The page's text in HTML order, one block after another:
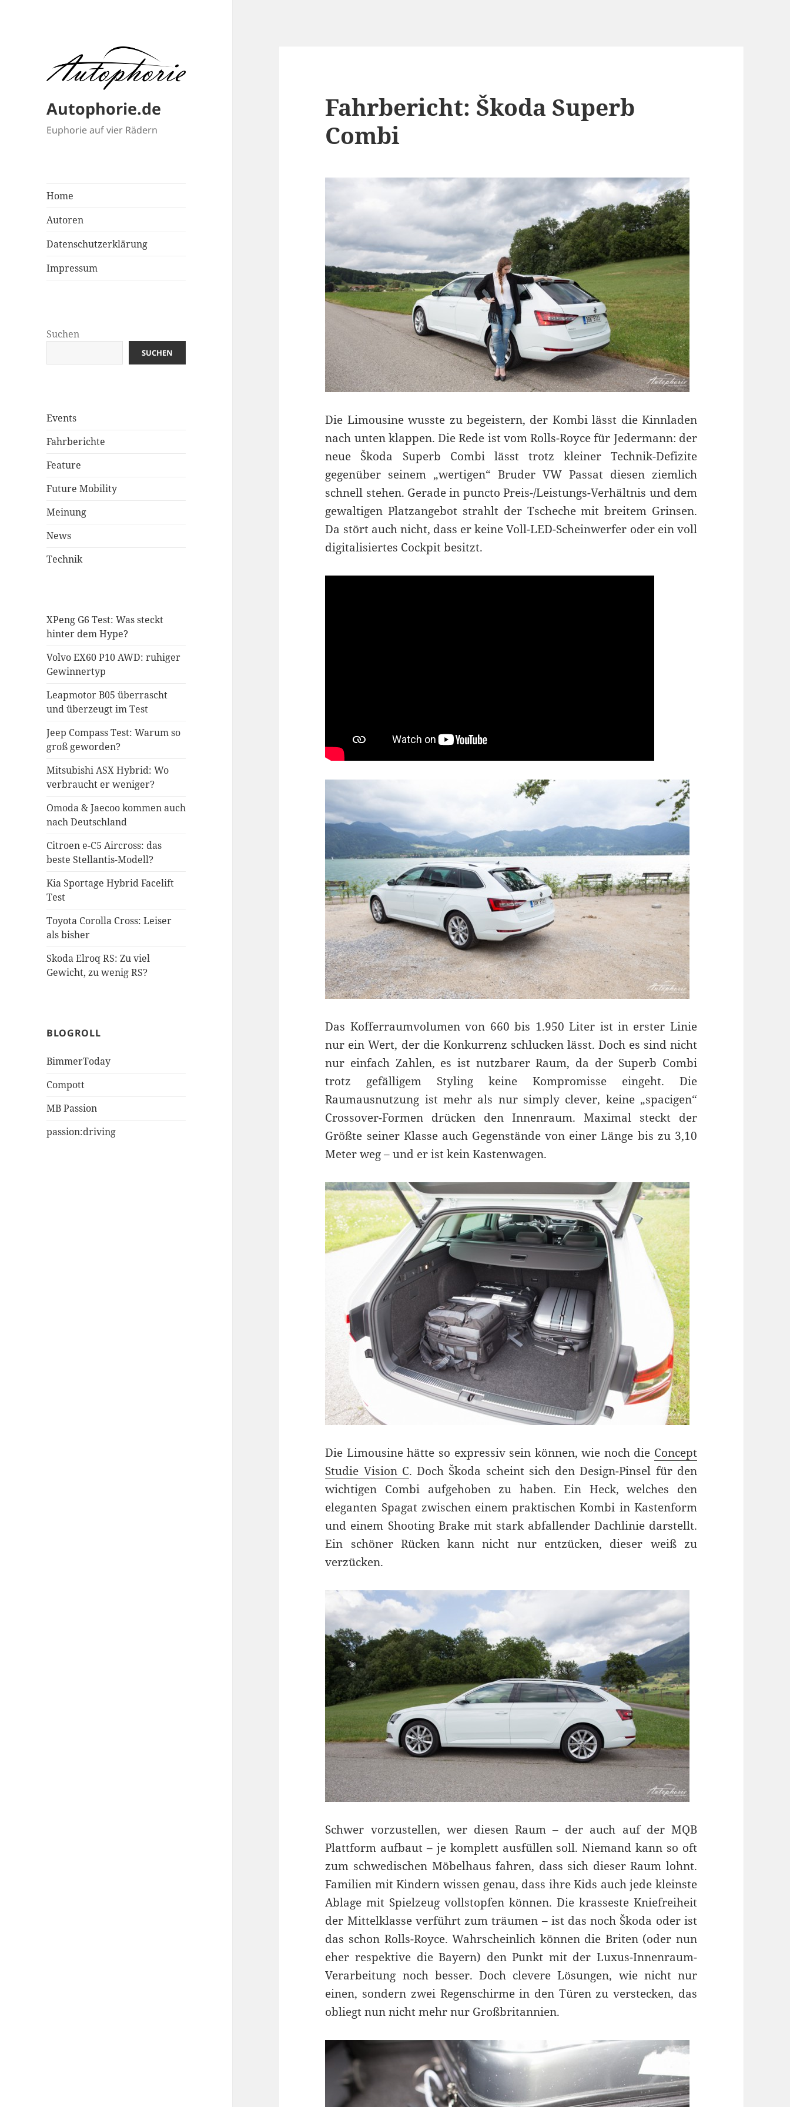
Autophorie.de
Euphorie auf vier Rädern
Home
Autoren
Datenschutzerklärung
Impressum
Suchen
SUCHEN
Events
Fahrberichte
Feature
Future Mobility
Meinung
News
Technik
XPeng G6 Test: Was steckt
hinter dem Hype?
Volvo EX60 P10 AWD: ruhiger
Gewinnertyp
Leapmotor B05 überrascht
und überzeugt im Test
Jeep Compass Test: Warum so
groß geworden?
Mitsubishi ASX Hybrid: Wo
verbraucht er weniger?
Omoda & Jaecoo kommen auch
nach Deutschland
Citroen e-C5 Aircross: das
beste Stellantis-Modell?
Kia Sportage Hybrid Facelift
Test
Toyota Corolla Cross: Leiser
als bisher
Skoda Elroq RS: Zu viel
Gewicht, zu wenig RS?
BLOGROLL
BimmerToday
Compott
MB Passion
passion:driving
Fahrbericht: Škoda Superb
Combi
Die Limousine wusste zu begeistern, der Kombi lässt die Kinnladen
nach unten klappen. Die Rede ist vom Rolls-Royce für Jedermann: der
neue Škoda Superb Combi lässt trotz kleiner Technik-Defizite
gegenüber seinem „wertigen“ Bruder VW Passat diesen ziemlich
schnell stehen. Gerade in puncto Preis-/Leistungs-Verhältnis und dem
gewaltigen Platzangebot strahlt der Tscheche mit breitem Grinsen.
Da stört auch nicht, dass er keine Voll-LED-Scheinwerfer oder ein voll
digitalisiertes Cockpit besitzt.
Das Kofferraumvolumen von 660 bis 1.950 Liter ist in erster Linie
nur ein Wert, der die Konkurrenz schlucken lässt. Doch es sind nicht
nur einfach Zahlen, es ist nutzbarer Raum, da der Superb Combi
trotz gefälligem Styling keine Kompromisse eingeht. Die
Raumausnutzung ist mehr als nur simply clever, keine „spacigen“
Crossover-Formen drücken den Innenraum. Maximal steckt der
Größte seiner Klasse auch Gegenstände von einer Länge bis zu 3,10
Meter weg – und er ist kein Kastenwagen.
Die Limousine hätte so expressiv sein können, wie noch die Concept
Studie Vision C. Doch Škoda scheint sich den Design-Pinsel für den
wichtigen Combi aufgehoben zu haben. Ein Heck, welches den
eleganten Spagat zwischen einem praktischen Kombi in Kastenform
und einem Shooting Brake mit stark abfallender Dachlinie darstellt.
Ein schöner Rücken kann nicht nur entzücken, dieser weiß zu
verzücken.
Schwer vorzustellen, wer diesen Raum – der auch auf der MQB
Plattform aufbaut – je komplett ausfüllen soll. Niemand kann so oft
zum schwedischen Möbelhaus fahren, dass sich dieser Raum lohnt.
Familien mit Kindern wissen genau, dass ihre Kids auch jede kleinste
Ablage mit Spielzeug vollstopfen können. Die krasseste Kniefreiheit
der Mittelklasse verführt zum träumen – ist das noch Škoda oder ist
das schon Rolls-Royce. Wahrscheinlich können die Briten (oder nun
eher respektive die Bayern) den Punkt mit der Luxus-Innenraum-
Verarbeitung noch besser. Doch clevere Lösungen, wie nicht nur
einen, sondern zwei Regenschirme in den Türen zu verstecken, das
obliegt nun nicht mehr nur Großbritannien.